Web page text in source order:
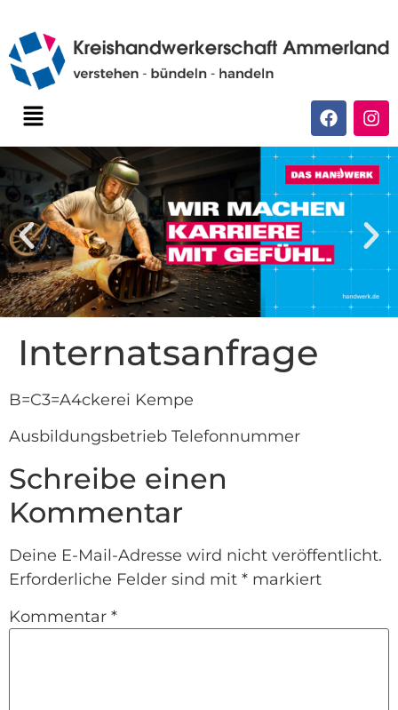
Internatsanfrage
B=C3=A4ckerei Kempe
Ausbildungsbetrieb Telefonnummer
Schreibe einen
Kommentar
Deine E-Mail-Adresse wird nicht veröffentlicht.
Erforderliche Felder sind mit * markiert
Kommentar *